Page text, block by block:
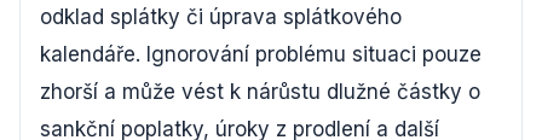
odklad splátky či úprava splátkového
kalendáře. Ignorování problému situaci pouze
zhorší a může vést k nárůstu dlužné částky o
sankční poplatky, úroky z prodlení a další